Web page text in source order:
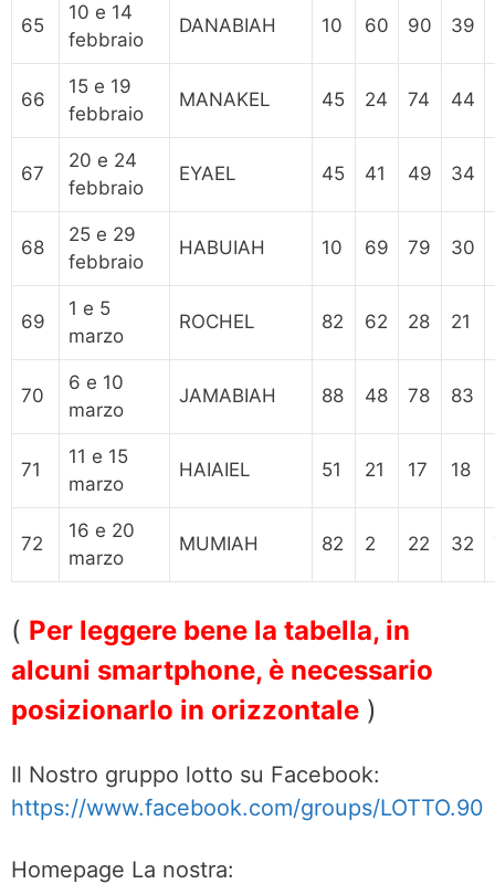
65
10 e 14
febbraio
DANABIAH 10 60 90 39
66
15 e 19
febbraio
MANAKEL 45 24 74 44
67
20 e 24
febbraio
EYAEL 45 41 49 34
68
25 e 29
febbraio
HABUIAH 10 69 79 30
69
1 e 5
marzo
ROCHEL 82 62 28 21
70
6 e 10
marzo
JAMABIAH 88 48 78 83
71
11 e 15
marzo
HAIAIEL 51 21 17 18
72
16 e 20
marzo
MUMIAH 82 2 22 32
( Per leggere bene la tabella, in
alcuni smartphone, è necessario
posizionarlo in orizzontale )
Il Nostro gruppo lotto su Facebook:
https://www.facebook.com/groups/LOTTO.90
Homepage La nostra: